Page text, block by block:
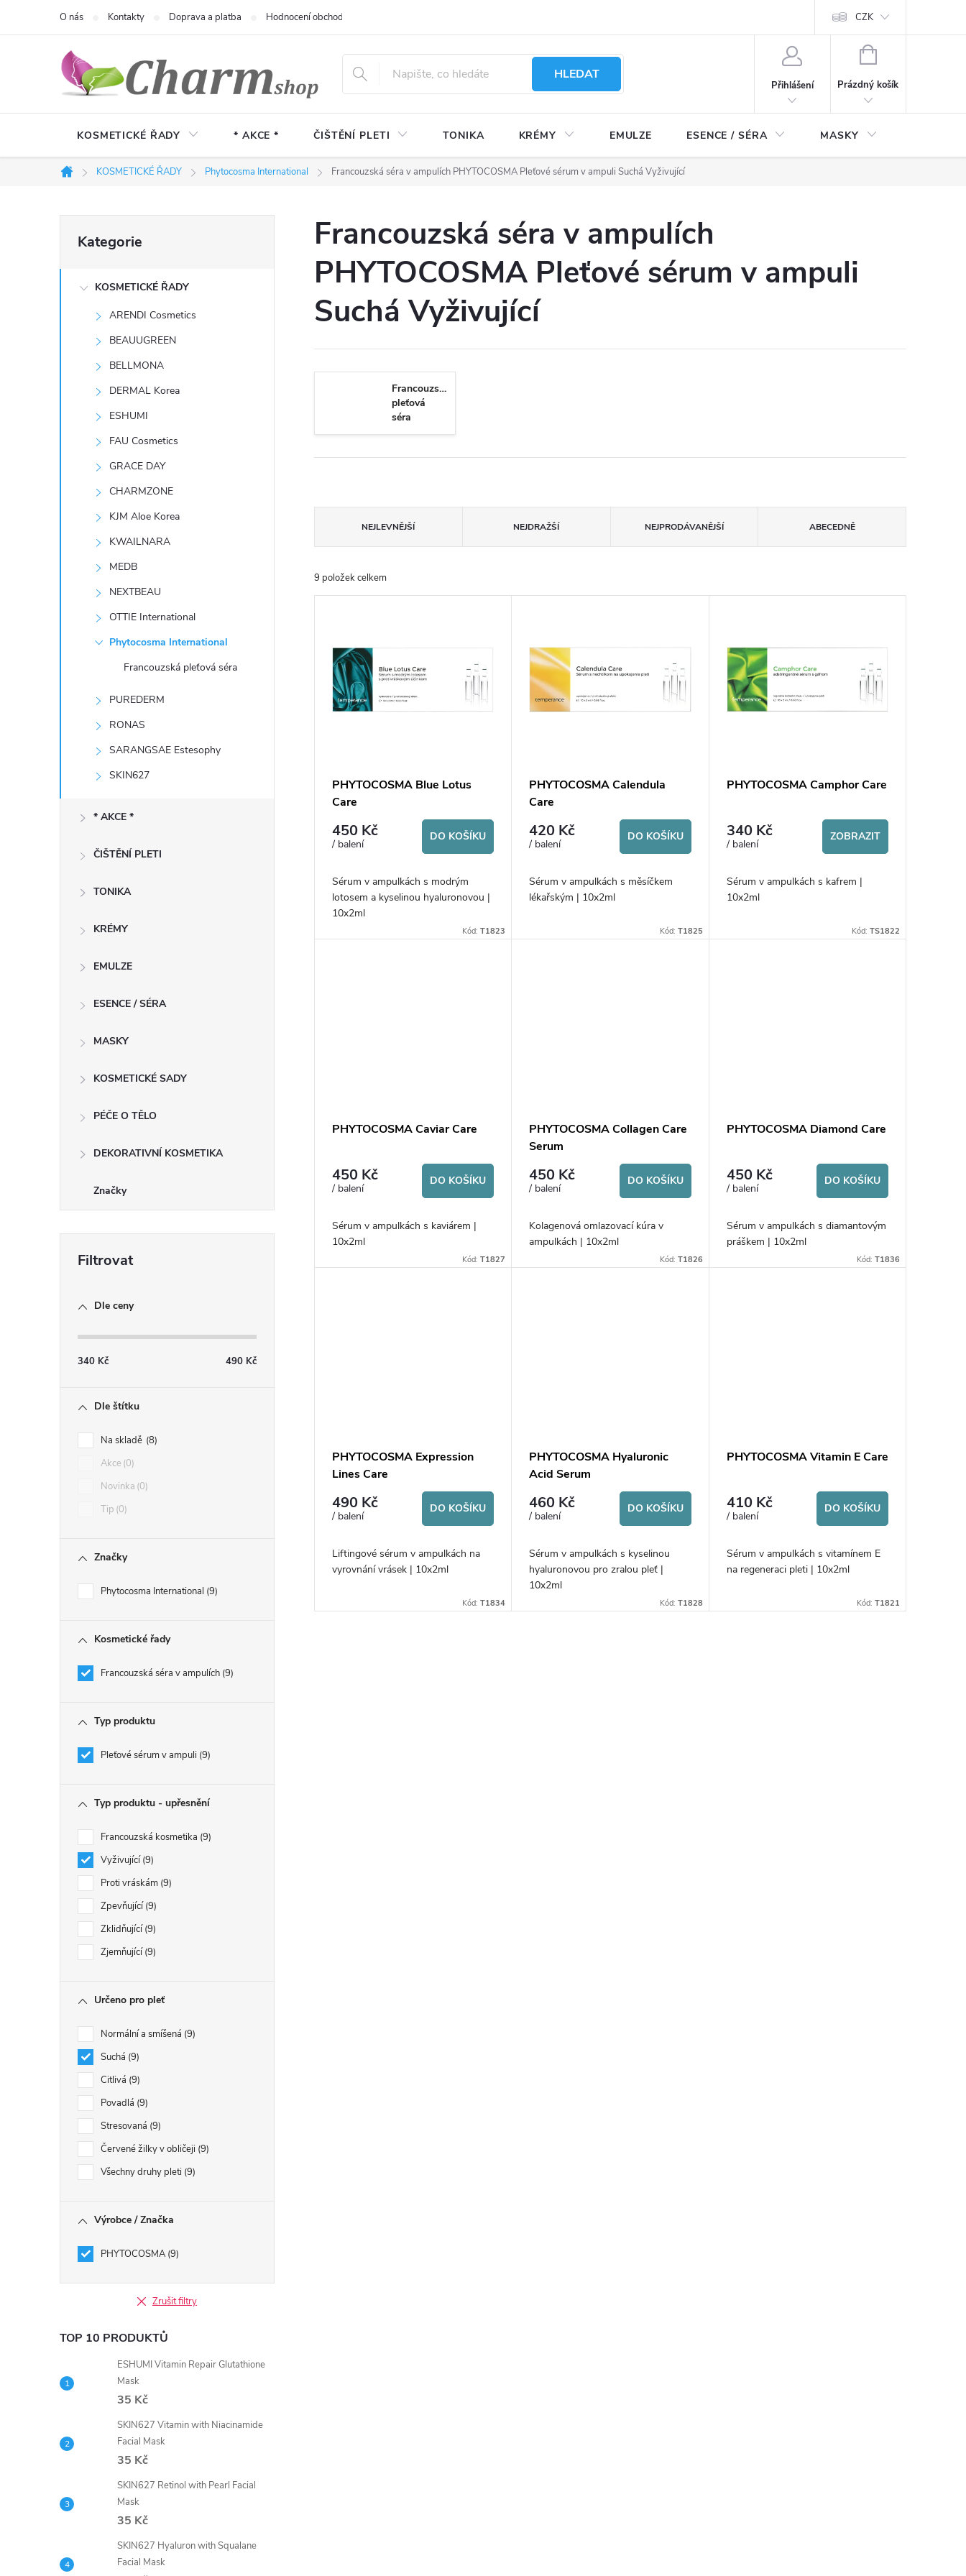
O nás Kontakty Doprava a platba Hodnocení obchodu CZK
HLEDAT
Přihlášení
NÁKUPNÍ
Prázdný košík
KOSMETICKÉ ŘADY * AKCE * ČIŠTĚNÍ PLETI TONIKA KRÉMY EMULZE ESENCE / SÉRA MASKY
Domů
KOSMETICKÉ ŘADY Phytocosma International Francouzská séra v ampulích PHYTOCOSMA Pleťové sérum v ampuli Suchá Vyživující
o
kategorie
Kategorie
KOSMETICKÉ ŘADY
ARENDI Cosmetics
BEAUUGREEN
BELLMONA
DERMAL Korea
ESHUMI
FAU Cosmetics
GRACE DAY
CHARMZONE
KJM Aloe Korea
KWAILNARA
MEDB
NEXTBEAU
OTTIE International
Phytocosma International
Francouzská pleťová séra
PUREDERM
RONAS
SARANGSAE Estesophy
SKIN627
* AKCE *
ČIŠTĚNÍ PLETI
TONIKA
KRÉMY
EMULZE
ESENCE / SÉRA
MASKY
KOSMETICKÉ SADY
PÉČE O TĚLO
DEKORATIVNÍ KOSMETIKA
Značky
Dle ceny
340 Kč 490 Kč
Dle štítku
Na skladě 8
Akce 0
Novinka 0
Tip 0
Značky
Phytocosma International 9
Kosmetické řady
Francouzská séra v ampulích 9
Typ produktu
Pleťové sérum v ampuli 9
Typ produktu - upřesnění
Francouzská kosmetika 9
Vyživující 9
Proti vráskám 9
Zpevňující 9
Zklidňující 9
Zjemňující 9
Určeno pro pleť
Normální a smíšená 9
Suchá 9
Citlivá 9
Povadlá 9
Stresovaná 9
Červené žilky v obličeji 9
Všechny druhy pleti 9
Výrobce / Značka
PHYTOCOSMA 9
Zrušit filtry
TOP 10 PRODUKTŮ
ESHUMI Vitamin Repair Glutathione
Mask
35 Kč
SKIN627 Vitamin with Niacinamide
Facial Mask
35 Kč
SKIN627 Retinol with Pearl Facial
Mask
35 Kč
SKIN627 Hyaluron with Squalane
Facial Mask
Francouzská séra v ampulích
PHYTOCOSMA Pleťové sérum v ampuli
Suchá Vyživující
Francouzská
pleťová
séra
a
z
NEJLEVNĚJŠÍ NEJDRAŽŠÍ NEJPRODÁVANĚJŠÍ ABECEDNĚ
9 položek celkem
u
PHYTOCOSMA Blue Lotus
Care
450 Kč
/ balení
DO KOŠÍKU
Sérum v ampulkách s modrým
lotosem a kyselinou hyaluronovou |
10x2ml
Kód:T1823
PHYTOCOSMA Calendula
Care
420 Kč
/ balení
DO KOŠÍKU
Sérum v ampulkách s měsíčkem
lékařským | 10x2ml
Kód: T1825
PHYTOCOSMA Camphor Care
340 Kč
/ balení
ZOBRAZIT
Sérum v ampulkách s kafrem |
10x2ml
Kód: TS1822
PHYTOCOSMA Caviar Care
450 Kč
/ balení
DO KOŠÍKU
Sérum v ampulkách s kaviárem |
10x2ml
Kód:T1827
PHYTOCOSMA Collagen Care
Serum
450 Kč
/ balení
DO KOŠÍKU
Kolagenová omlazovací kúra v
ampulkách | 10x2ml
Kód: T1826
PHYTOCOSMA Diamond Care
450 Kč
/ balení
DO KOŠÍKU
Sérum v ampulkách s diamantovým
práškem | 10x2ml
Kód: T1836
PHYTOCOSMA Expression
Lines Care
490 Kč
/ balení
DO KOŠÍKU
Liftingové sérum v ampulkách na
vyrovnání vrásek | 10x2ml
Kód:T1834
PHYTOCOSMA Hyaluronic
Acid Serum
460 Kč
/ balení
DO KOŠÍKU
Sérum v ampulkách s kyselinou
hyaluronovou pro zralou pleť |
10x2ml
Kód: T1828
PHYTOCOSMA Vitamin E Care
410 Kč
/ balení
DO KOŠÍKU
Sérum v ampulkách s vitamínem E
na regeneraci pleti | 10x2ml
Kód: T1821